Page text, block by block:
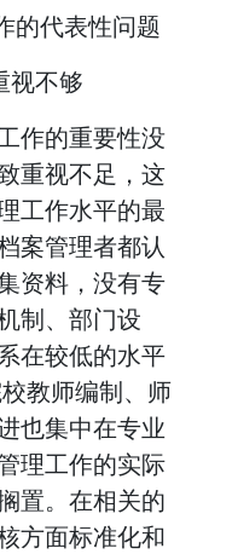
的代表性问题
视不够
作的重要性没
重视不足，这
工作水平的最
案管理者都认
资料，没有专
制、部门设
在较低的水平
教师编制、师
也集中在专业
理工作的实际
置。在相关的
方面标准化和